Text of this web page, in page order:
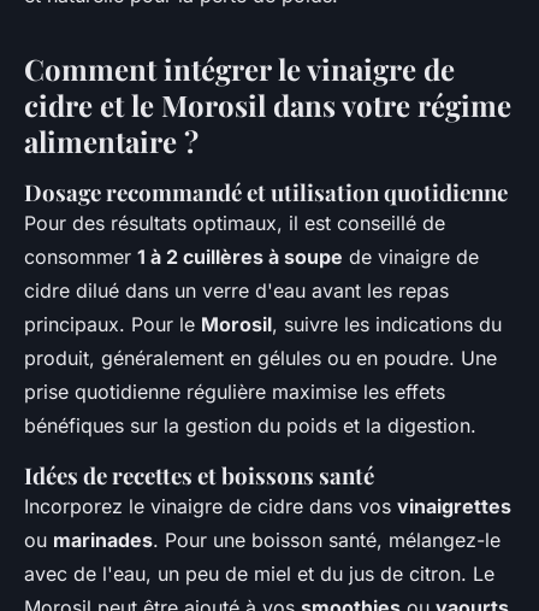
Comment intégrer le vinaigre de
cidre et le Morosil dans votre régime
alimentaire ?
Dosage recommandé et utilisation quotidienne
Pour des résultats optimaux, il est conseillé de
consommer 1 à 2 cuillères à soupe de vinaigre de
cidre dilué dans un verre d'eau avant les repas
principaux. Pour le Morosil, suivre les indications du
produit, généralement en gélules ou en poudre. Une
prise quotidienne régulière maximise les effets
bénéfiques sur la gestion du poids et la digestion.
Idées de recettes et boissons santé
Incorporez le vinaigre de cidre dans vos vinaigrettes
ou marinades. Pour une boisson santé, mélangez-le
avec de l'eau, un peu de miel et du jus de citron. Le